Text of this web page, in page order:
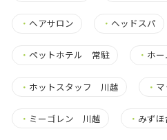
・ ヘアサロン ・ ヘッドスパ
・ ペットホテル 常駐 ・ ホ
・ ホットスタッフ 川越 ・
・ ミーゴレン 川越 ・ みず